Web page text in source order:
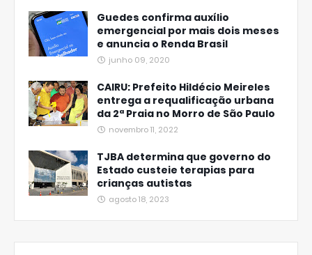
Guedes confirma auxílio
emergencial por mais dois meses
e anuncia o Renda Brasil
junho 09, 2020
CAIRU: Prefeito Hildécio Meireles
entrega a requalificação urbana
da 2ª Praia no Morro de São Paulo
novembro 11, 2022
TJBA determina que governo do
Estado custeie terapias para
crianças autistas
agosto 18, 2023